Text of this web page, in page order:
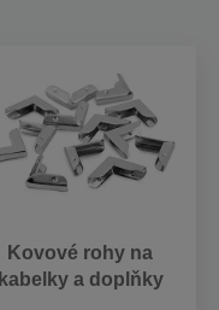
Kovové rohy na
kabelky a doplňky